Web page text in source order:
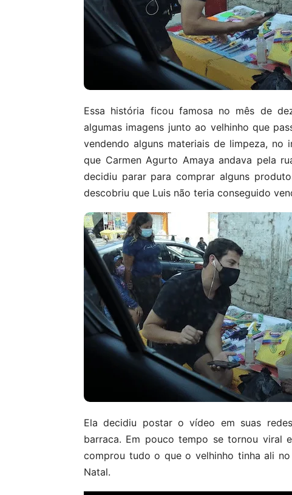
Essa história ficou famosa no mês de
algumas imagens junto ao velhinho que
vendendo alguns materiais de limpeza,
que Carmen Agurto Amaya andava pela
decidiu parar para comprar alguns
descobriu que Luis não teria conseguido
Ela decidiu postar o vídeo em suas
barraca. Em pouco tempo se tornou viral
comprou tudo o que o velhinho tinha ali
Natal.